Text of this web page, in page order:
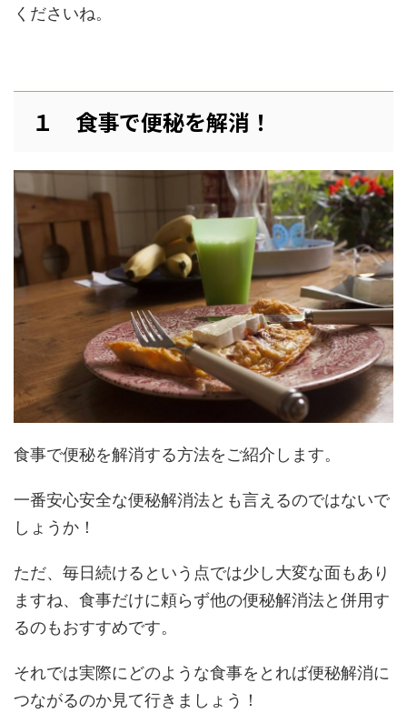
くださいね。
１ 食事で便秘を解消！
食事で便秘を解消する方法をご紹介します。
一番安心安全な便秘解消法とも言えるのではないで
しょうか！
ただ、毎日続けるという点では少し大変な面もあり
ますね、食事だけに頼らず他の便秘解消法と併用す
るのもおすすめです。
それでは実際にどのような食事をとれば便秘解消に
つながるのか見て行きましょう！